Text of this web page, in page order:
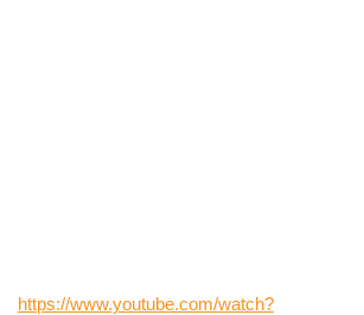
https://www.youtube.com/watch?